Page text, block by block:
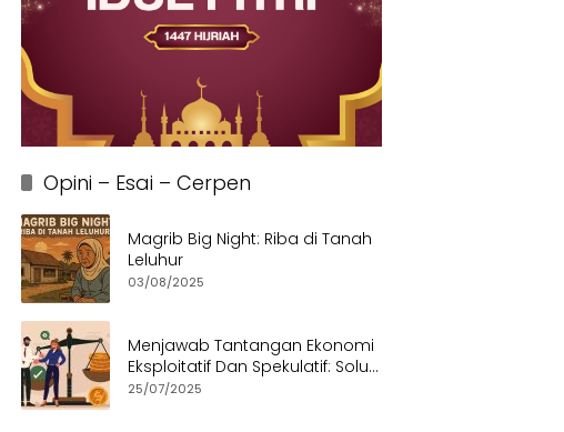
Opini – Esai – Cerpen
Magrib Big Night: Riba di Tanah
Leluhur
03/08/2025
Menjawab Tantangan Ekonomi
Eksploitatif Dan Spekulatif: Solusi
Etis dan Berkeadilan
25/07/2025